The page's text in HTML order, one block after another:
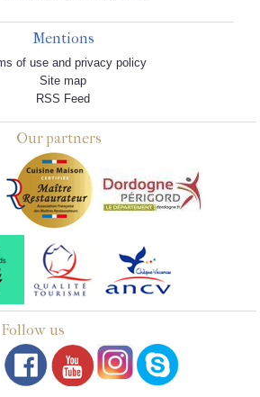
Mentions
of use and privacy policy
Site map
RSS Feed
Our partners
Follow us